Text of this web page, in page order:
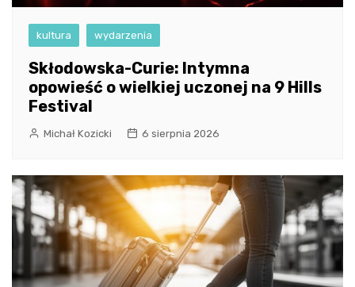
kultura wydarzenia
Skłodowska-Curie: Intymna
opowieść o wielkiej uczonej na 9 Hills
Festival
Michał Kozicki 6 sierpnia 2026